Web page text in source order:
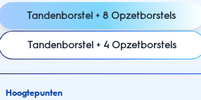
Tandenborstel + 8 Opzetborstels
Tandenborstel + 4 Opzetborstels
Hoogtepunten